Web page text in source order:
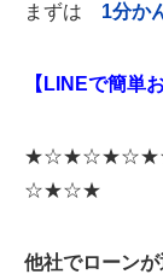
まずは 1分か
【LINEで簡単
☆★☆★
他社でローン